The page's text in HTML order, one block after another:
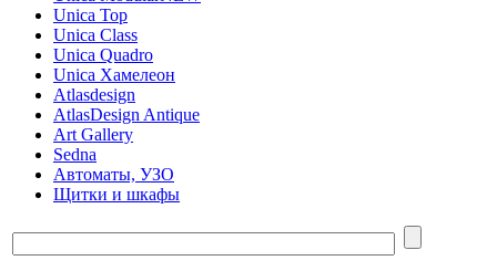
Unica Top
Unica Class
Unica Quadro
Unica Хамелеон
Atlasdesign
AtlasDesign Antique
Art Gallery
Sedna
Автоматы, УЗО
Щитки и шкафы